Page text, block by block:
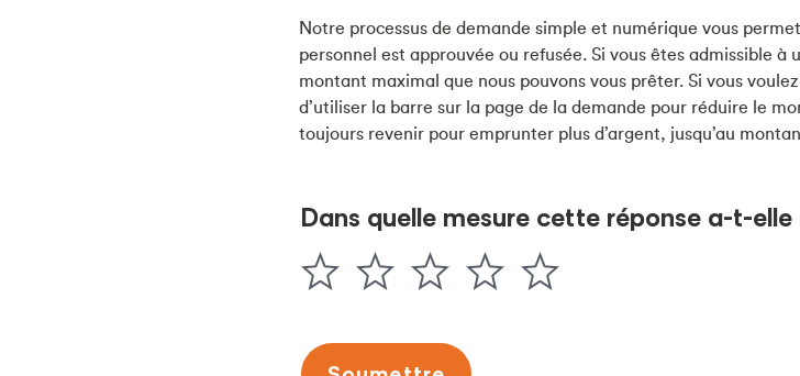
Notre processus de demande simple et numérique vous
personnel est approuvée ou refusée. Si vous êtes admissible
montant maximal que nous pouvons vous prêter. Si vous
d’utiliser la barre sur la page de la demande pour réduire le
toujours revenir pour emprunter plus d’argent, jusqu’au